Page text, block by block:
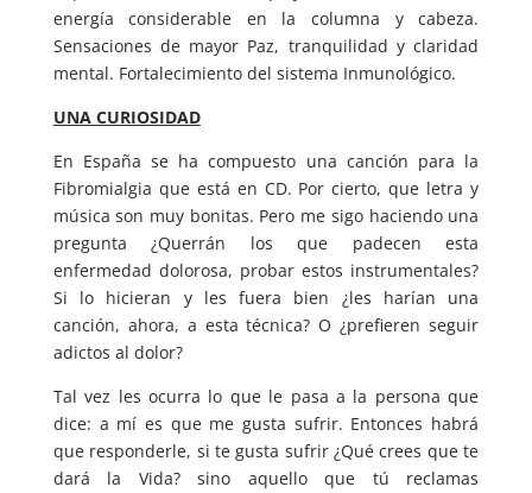
energía considerable en la columna y cabeza.
Sensaciones de mayor Paz, tranquilidad y claridad
mental. Fortalecimiento del sistema Inmunológico.
UNA CURIOSIDAD
En España se ha compuesto una canción para la
Fibromialgia que está en CD. Por cierto, que letra y
música son muy bonitas. Pero me sigo haciendo una
pregunta ¿Querrán los que padecen esta
enfermedad dolorosa, probar estos instrumentales?
Si lo hicieran y les fuera bien ¿les harían una
canción, ahora, a esta técnica? O ¿prefieren seguir
adictos al dolor?
Tal vez les ocurra lo que le pasa a la persona que
dice: a mí es que me gusta sufrir. Entonces habrá
que responderle, si te gusta sufrir ¿Qué crees que te
dará la Vida? sino aquello que tú reclamas